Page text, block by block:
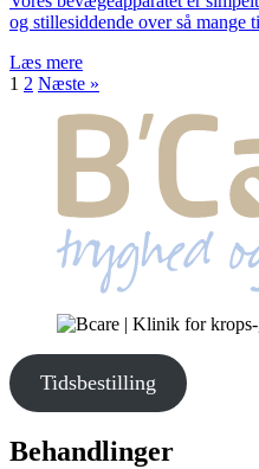
og stillesiddende over så mange
Læs mere
1 2 Næste »
Tidsbestilling
Behandlinger